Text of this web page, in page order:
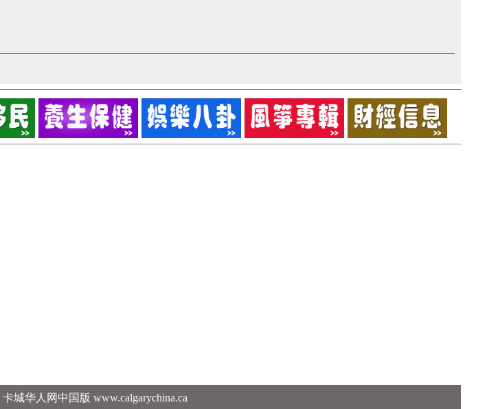
卡城华人网中国版 www.calgarychina.ca